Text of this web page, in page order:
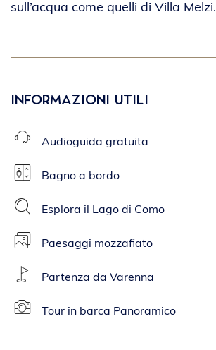
sull’acqua come quelli di Villa Melzi.
Informazioni Utili
Audioguida gratuita
Bagno a bordo
Esplora il Lago di Como
Paesaggi mozzafiato
Partenza da Varenna
Tour in barca Panoramico